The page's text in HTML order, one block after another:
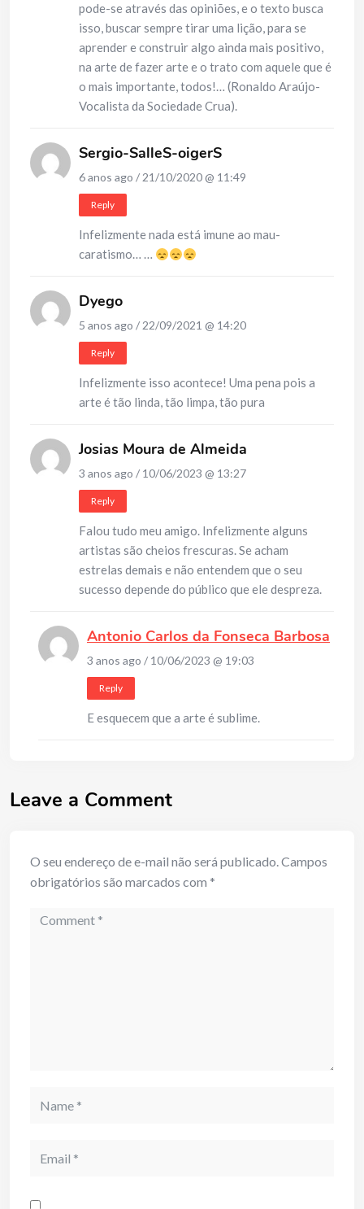
pode-se através das opiniões, e o texto busca
isso, buscar sempre tirar uma lição, para se
aprender e construir algo ainda mais positivo,
na arte de fazer arte e o trato com aquele que é
o mais importante, todos!… (Ronaldo Araújo-
Vocalista da Sociedade Crua).
Sergio-SalleS-oigerS
6 anos ago / 21/10/2020 @ 11:49
Reply
Infelizmente nada está imune ao mau-
caratismo… …
Dyego
5 anos ago / 22/09/2021 @ 14:20
Reply
Infelizmente isso acontece! Uma pena pois a
arte é tão linda, tão limpa, tão pura
Josias Moura de Almeida
3 anos ago / 10/06/2023 @ 13:27
Reply
Falou tudo meu amigo. Infelizmente alguns
artistas são cheios frescuras. Se acham
estrelas demais e não entendem que o seu
sucesso depende do público que ele despreza.
Antonio Carlos da Fonseca Barbosa
3 anos ago / 10/06/2023 @ 19:03
Reply
E esquecem que a arte é sublime.
Leave a Comment
O seu endereço de e-mail não será publicado.Campos
obrigatórios são marcados com *
Comment